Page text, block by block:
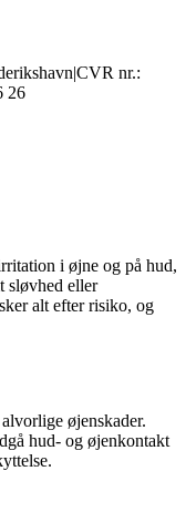
|CVR nr.:
26
i øjne og på hud,
sløvhed eller
alt efter risiko, og
øjenskader.
hud- og øjenkontakt